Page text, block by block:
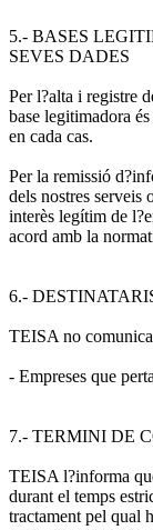
5.- BASES
SEVES DADES
Per l?alta i registre
base legitimadora
en cada cas.
Per la remissió
dels nostres serveis
interès legítim de
acord amb la
6.-
TEISA no comunica
- Empreses que
7.- TERMINI DE
TEISA l?informa
durant el temps
tractament pel qual